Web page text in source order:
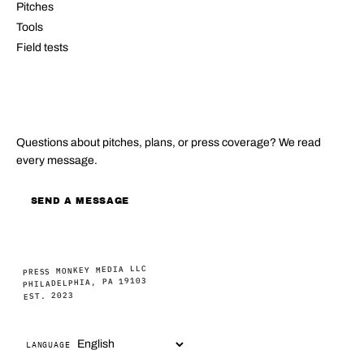
Pitches
Tools
Field tests
Questions about pitches, plans, or press coverage? We read
every message.
SEND A MESSAGE
PRESS MONKEY MEDIA LLC
PHILADELPHIA, PA 19103
EST. 2023
LANGUAGE